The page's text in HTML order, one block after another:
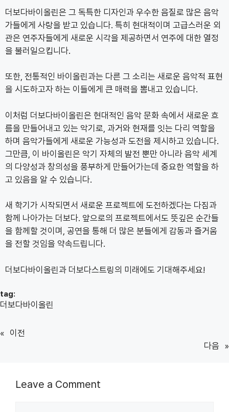
더보다바이올린은 그 독특한 디자인과 우수한 음질로 많은 음악
가들에게 사랑을 받고 있습니다. 특히 현대적이며 고급스러운 외
관은 연주자들에게 새로운 시각을 제공하면서 연주에 대한 열정
을 불러일으킵니다.
또한, 전통적인 바이올린과는 다른 그 소리는 새로운 음악적 표현
을 시도하고자 하는 이들에게 큰 매력을 뽐내고 있습니다.
이처럼 더보다바이올린은 현대적인 음악 문화 속에서 새로운 흐
름을 만들어내고 있는 악기로, 과거와 현재를 잇는 다리 역할을
하며 음악가들에게 새로운 가능성과 도전을 제시하고 있습니다.
그만큼, 이 바이올린은 악기 자체의 발전 뿐만 아니라 음악 세계
의 다양성과 창의성을 풍부하게 만들어가는데 중요한 역할을 하
고 있음을 알 수 있습니다.
새 학기가 시작되면서 새로운 프로젝트에 도전하겠다는 다짐과
함께 나아가는 더보다. 앞으로의 프로젝트에서도 뜻깊은 순간들
을 함께할 것이며, 공연을 통해 더 많은 분들에게 감동과 즐거움
을 전할 것임을 약속드립니다.
더보다바이올린과 더보다스트링의 미래에도 기대해주세요!
tag:
더보다바이올린
« 이전
다음 »
Leave a Comment